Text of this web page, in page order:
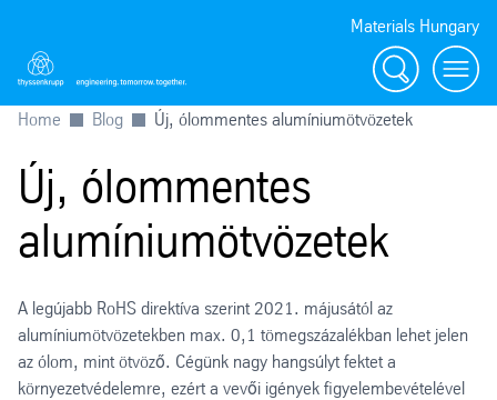
Materials Hungary
Search
Home Blog Új, ólommentes alumíniumötvözetek
Új, ólommentes
alumíniumötvözetek
A legújabb RoHS direktíva szerint 2021. májusától az
alumíniumötvözetekben max. 0,1 tömegszázalékban lehet jelen
az ólom, mint ötvöző. Cégünk nagy hangsúlyt fektet a
környezetvédelemre, ezért a vevői igények figyelembevételével